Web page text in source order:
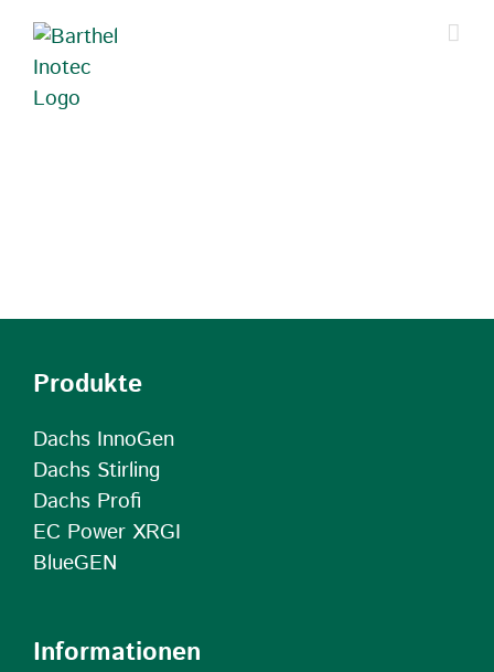
Inhalt
springen
Produkte
Dachs InnoGen
Dachs Stirling
Dachs Profi
EC Power XRGI
BlueGEN
Informationen